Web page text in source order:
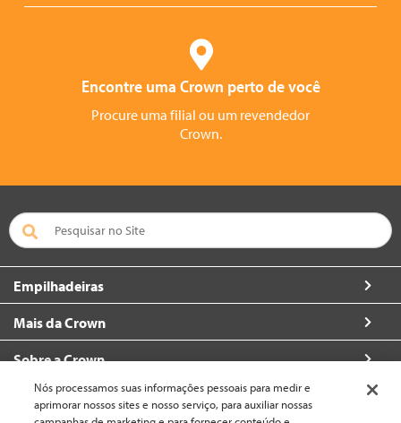
Encontre uma Crown perto de você
Procure uma filial ou um revendedor
Crown.
Empilhadeiras
Mais da Crown
Sobre a Crown
Contacte
Nós processamos suas informações pessoais para medir e
aprimorar nossos sites e nosso serviço, para auxiliar nossas